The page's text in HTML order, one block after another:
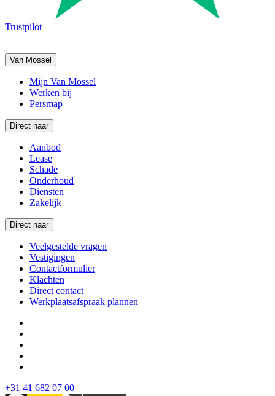
Trustpilot
Van Mossel
Mijn Van Mossel
Werken bij
Persmap
Direct naar
Aanbod
Lease
Schade
Onderhoud
Diensten
Zakelijk
Direct naar
Veelgestelde vragen
Vestigingen
Contactformulier
Klachten
Direct contact
Werkplaatsafspraak plannen
+31 41 682 07 00